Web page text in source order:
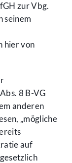
zur Vbg.
seinem
hier von
8 B-VG
anderen
„mögliche
auf